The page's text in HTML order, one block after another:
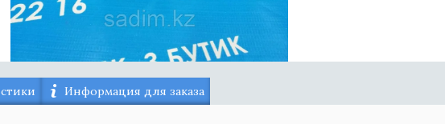
Информация для заказа